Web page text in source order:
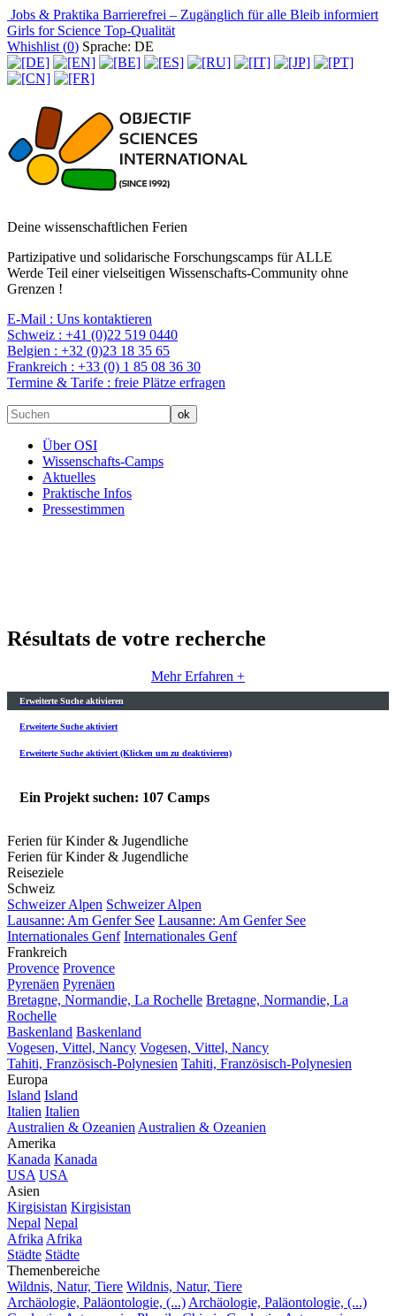
Jobs & Praktika Barrierefrei – Zugänglich für alle Bleib informiert
Girls for Science Top-Qualität
Whishlist (0) Sprache: DE
Deine wissenschaftlichen Ferien
Partizipative und solidarische Forschungscamps für ALLE
Werde Teil einer vielseitigen Wissenschafts-Community ohne
Grenzen !
E-Mail : Uns kontaktieren
Schweiz : +41 (0)22 519 0440
Belgien : +32 (0)23 18 35 65
Frankreich : +33 (0) 1 85 08 36 30
Termine & Tarife : freie Plätze erfragen
Über OSI
Wissenschafts-Camps
Aktuelles
Praktische Infos
Pressestimmen
Résultats de votre recherche
Mehr Erfahren +
Erweiterte Suche aktivieren
Erweiterte Suche aktiviert
Erweiterte Suche aktiviert (Klicken um zu deaktivieren)
Ein Projekt suchen: 107 Camps
Ferien für Kinder & Jugendliche
Ferien für Kinder & Jugendliche
Reiseziele
Schweiz
Schweizer Alpen Schweizer Alpen
Lausanne: Am Genfer See Lausanne: Am Genfer See
Internationales Genf Internationales Genf
Frankreich
Provence Provence
Pyrenäen Pyrenäen
Bretagne, Normandie, La Rochelle Bretagne, Normandie, La
Rochelle
Baskenland Baskenland
Vogesen, Vittel, Nancy Vogesen, Vittel, Nancy
Tahiti, Französisch-Polynesien Tahiti, Französisch-Polynesien
Europa
Island Island
Italien Italien
Australien & Ozeanien Australien & Ozeanien
Amerika
Kanada Kanada
USA USA
Asien
Kirgisistan Kirgisistan
Nepal Nepal
Afrika Afrika
Städte Städte
Themenbereiche
Wildnis, Natur, Tiere Wildnis, Natur, Tiere
Archäologie, Paläontologie, (...) Archäologie, Paläontologie, (...)